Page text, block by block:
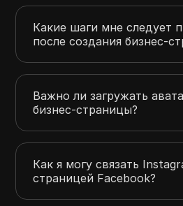
Какие шаги мне следует
после создания бизнес-
Важно ли загружать
бизнес-страницы?
Как я могу связать
страницей Facebook?